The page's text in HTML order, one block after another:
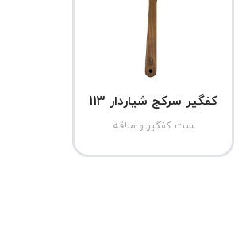
کفگیر سرکج شیاردار 113
ست کفگیر و ملاقه